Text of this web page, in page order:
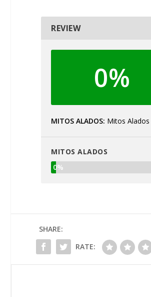
REVIEW
0%
MITOS ALADOS Mitos Alados
MITOS ALADOS
0%
SHARE:
RATE: